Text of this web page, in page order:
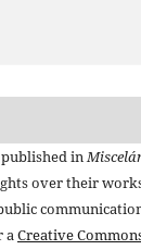
in
over their
aCreative